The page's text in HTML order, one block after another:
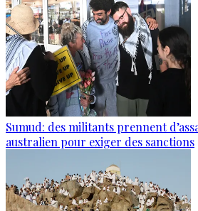
Sumud: des militants prennent
australien pour exiger des sanctions